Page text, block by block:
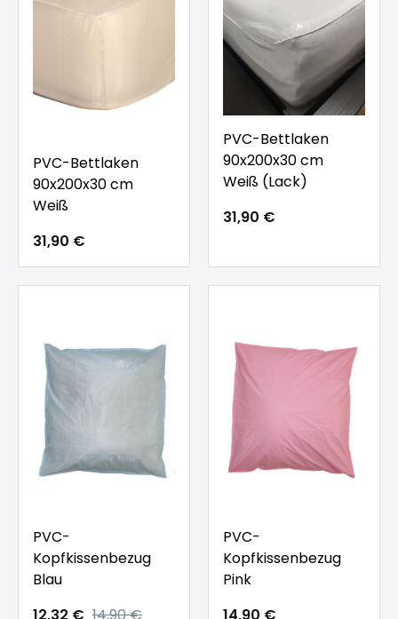
PVC-Bettlaken
90x200x30 cm
Weiß
31,90 €
PVC-Bettlaken
90x200x30 cm
Weiß (Lack)
31,90 €
PVC-
Kopfkissenbezug
Blau
PVC-
Kopfkissenbezug
Pink